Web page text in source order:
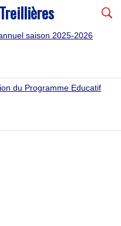
saison 2025-2026
du Programme Educatif